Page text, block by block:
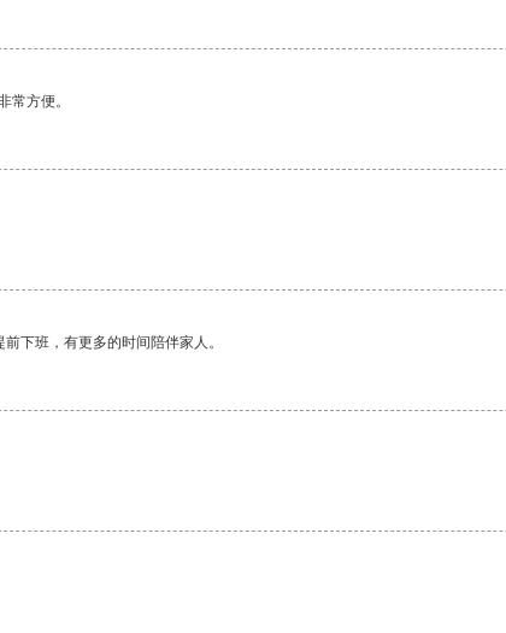
常方便。
下班，有更多的时间陪伴家人。